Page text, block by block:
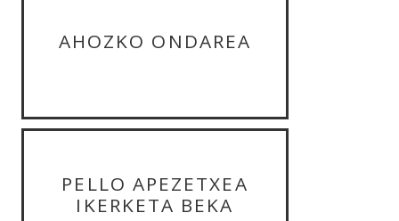
AHOZKO ONDAREA
PELLO APEZETXEA
IKERKETA BEKA